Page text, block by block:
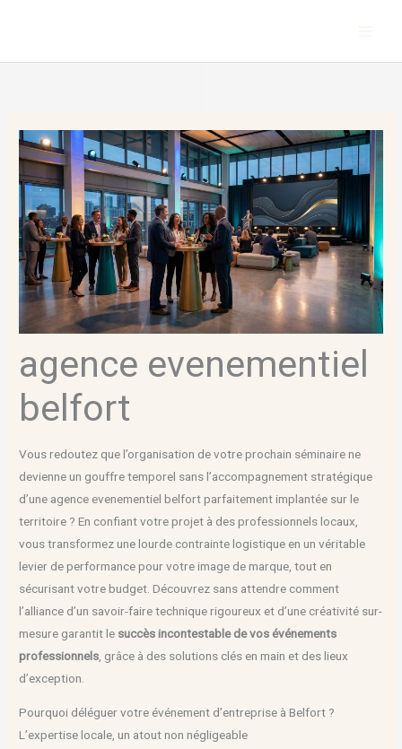
agence evenementiel
belfort
Vous redoutez que l’organisation de votre prochain séminaire ne
devienne un gouffre temporel sans l’accompagnement stratégique
d’une agence evenementiel belfort parfaitement implantée sur le
territoire ? En confiant votre projet à des professionnels locaux,
vous transformez une lourde contrainte logistique en un véritable
levier de performance pour votre image de marque, tout en
sécurisant votre budget. Découvrez sans attendre comment
l’alliance d’un savoir-faire technique rigoureux et d’une créativité sur-
mesure garantit le succès incontestable de vos événements
professionnels , grâce à des solutions clés en main et des lieux
d’exception.
Pourquoi déléguer votre événement d’entreprise à Belfort ?
L’expertise locale, un atout non négligeable